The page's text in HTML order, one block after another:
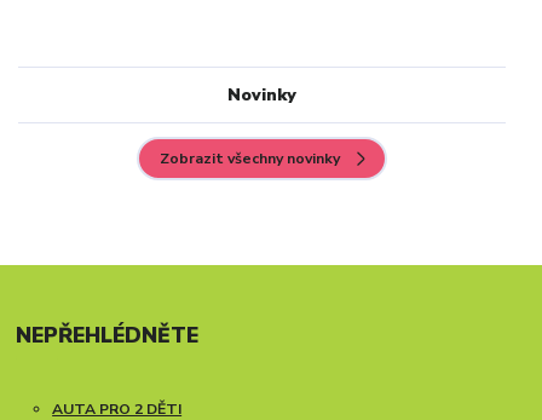
Novinky
Zobrazit všechny novinky
NEPŘEHLÉDNĚTE
AUTA PRO 2 DĚTI